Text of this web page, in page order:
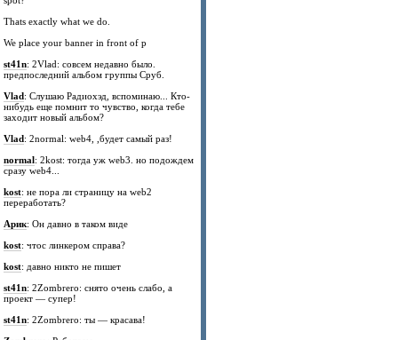
Thats exactly what we do.
We place your banner in front of p
st41n: 2Vlad: совсем недавно было.
предпоследний альбом группы Сруб.
Vlad: Слушаю Радиохэд, вспоминаю... Кто-
нибудь еще помнит то чувство, когда тебе
заходит новый альбом?
Vlad: 2normal: web4, ,будет самый раз!
normal: 2kost: тогда уж web3. но подождем
сразу web4...
kost: не пора ли страницу на web2
переработать?
Арик: Он давно в таком виде
kost: чтос линкером справа?
kost: давно никто не пишет
st41n: 2Zombrero: снято очень слабо, а
проект — супер!
st41n: 2Zombrero: ты — красава!